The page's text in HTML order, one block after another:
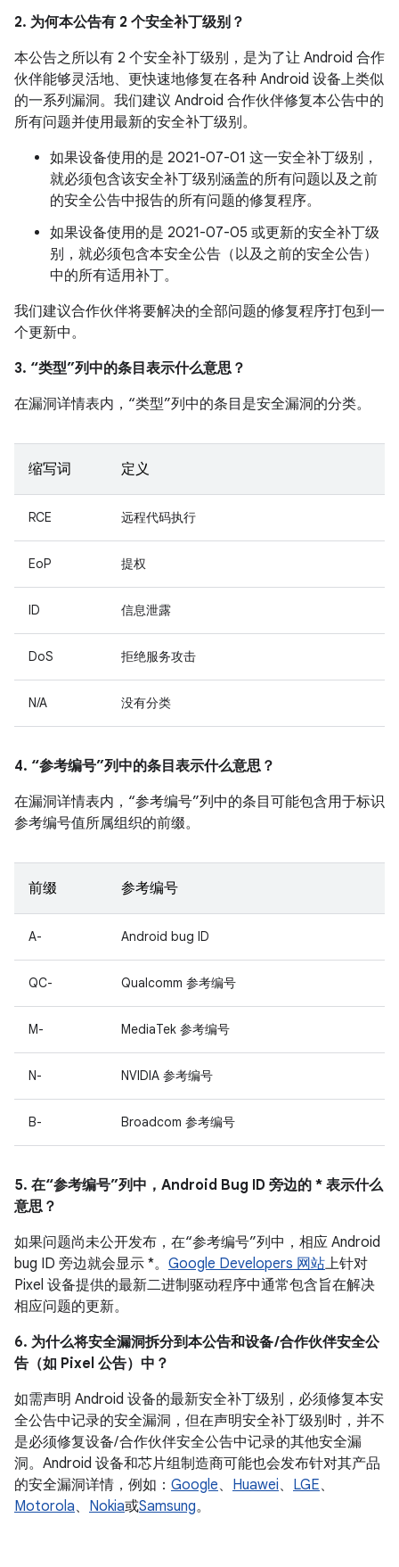
2. 为何本公告有 2 个安全补丁级别？
本公告之所以有 2 个安全补丁级别，是为了让 Android 合作
伙伴能够灵活地、更快速地修复在各种 Android 设备上类似
的一系列漏洞。我们建议 Android 合作伙伴修复本公告中的
所有问题并使用最新的安全补丁级别。
如果设备使用的是 2021-07-01 这一安全补丁级别，
就必须包含该安全补丁级别涵盖的所有问题以及之前
的安全公告中报告的所有问题的修复程序。
如果设备使用的是 2021-07-05 或更新的安全补丁级
别，就必须包含本安全公告（以及之前的安全公告）
中的所有适用补丁。
我们建议合作伙伴将要解决的全部问题的修复程序打包到一
个更新中。
3. “类型”列中的条目表示什么意思？
在漏洞详情表内，“类型”列中的条目是安全漏洞的分类。
缩写词 定义
RCE 远程代码执行
EoP 提权
ID 信息泄露
DoS 拒绝服务攻击
N/A 没有分类
4. “参考编号”列中的条目表示什么意思？
在漏洞详情表内，“参考编号”列中的条目可能包含用于标识
参考编号值所属组织的前缀。
前缀 参考编号
A- Android bug ID
QC- Qualcomm 参考编号
M- MediaTek 参考编号
N- NVIDIA 参考编号
B- Broadcom 参考编号
5. 在“参考编号”列中，Android Bug ID 旁边的 * 表示什么
意思？
如果问题尚未公开发布，在“参考编号”列中，相应 Android
bug ID 旁边就会显示 *。 Google Developers 网站上针对
Pixel 设备提供的最新二进制驱动程序中通常包含旨在解决
相应问题的更新。
6. 为什么将安全漏洞拆分到本公告和设备 /合作伙伴安全公
告（如 Pixel 公告）中？
如需声明 Android 设备的最新安全补丁级别，必须修复本安
全公告中记录的安全漏洞，但在声明安全补丁级别时，并不
是必须修复设备/ 合作伙伴安全公告中记录的其他安全漏
洞。Android 设备和芯片组制造商可能也会发布针对其产品
的安全漏洞详情，例如： Google、 Huawei、 LGE、
Motorola、 Nokia或Samsung。